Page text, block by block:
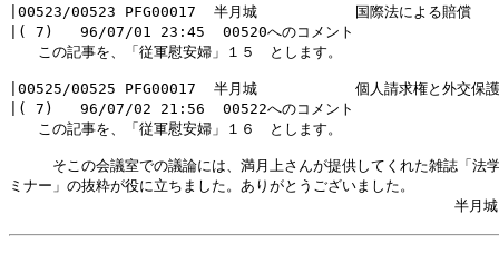
|00523/00523 PFG00017  半月城           国際法による賠償
|( 7)   96/07/01 23:45  00520へのコメント
この記事を、「従軍慰安婦」１５　とします。
|00525/00525 PFG00017  半月城           個人請求権と外交保
|( 7)   96/07/02 21:56  00522へのコメント
この記事を、「従軍慰安婦」１６　とします。
そこの会議室での議論には、満月上さんが提供してくれた雑誌「法
ミナー」の抜粋が役に立ちました。ありがとうございました。